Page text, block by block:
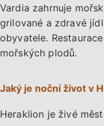
Vardia zahrnuje
grilované a zdravé
obyvatele.
mořských plodů.
Jaký je noční život v
Heraklion je živé